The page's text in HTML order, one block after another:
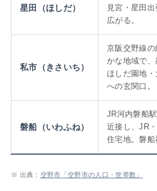
星田（ほしだ）
見宮・星田
広がる。
私市（きさいち）
京阪交野線
かな地域で
ほしだ園地・
への玄関口。
磐船（いわふね）
JR河内磐船
近接し、JR
住宅地。磐船
※ 出典： 交野市「交野市の人口・世帯数」